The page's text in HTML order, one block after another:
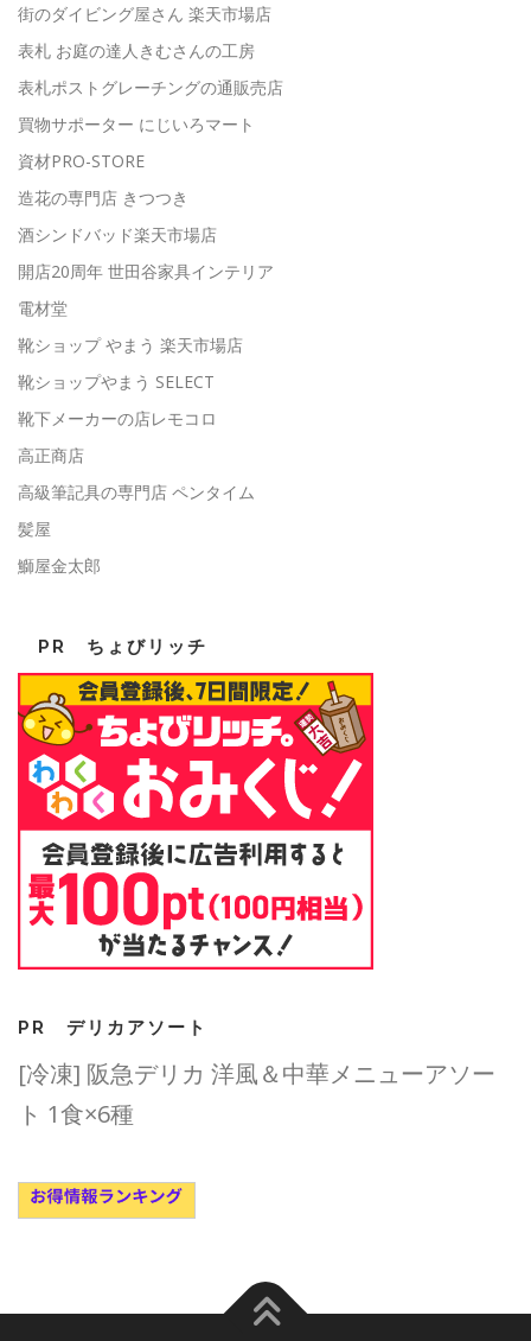
街のダイビング屋さん 楽天市場店
表札 お庭の達人きむさんの工房
表札ポストグレーチングの通販売店
買物サポーター にじいろマート
資材PRO-STORE
造花の専門店 きつつき
酒シンドバッド楽天市場店
開店20周年 世田谷家具インテリア
電材堂
靴ショップ やまう 楽天市場店
靴ショップやまう SELECT
靴下メーカーの店レモコロ
高正商店
高級筆記具の専門店 ペンタイム
髪屋
鰤屋金太郎
PR ちょびリッチ
PR デリカアソート
[冷凍] 阪急デリカ 洋風＆中華メニューアソー
ト 1食×6種